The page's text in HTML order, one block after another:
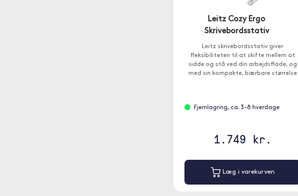
Leitz Cozy Ergo
Skrivebordsstativ
Leitz skrivebordsstativ giver
fleksibiliteten til at skifte mellem at
sidde og stå ved din arbejdsflade, og
med sin kompakte, bærbare størrelse
Fjernlagring, ca. 3-8 hverdage
1.749 kr.
Læg i varekurven